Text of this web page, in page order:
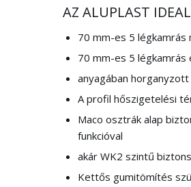
AZ ALUPLAST
70 mm-es 5 légkamrás
70 mm-es 5 légkamrás
anyagában
A profil hőszigetelési
Maco osztrák alap
funkcióval
akár WK2 szintű
Kettős gumitömítés